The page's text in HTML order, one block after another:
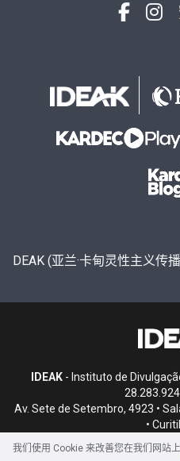
DEAK (亚兰·卡甸灵性主义传
IDEAK- Instituto de
Av. Sete de Setembro, 4923 •
•
我们使用 Cookie 来改善您在我们网站